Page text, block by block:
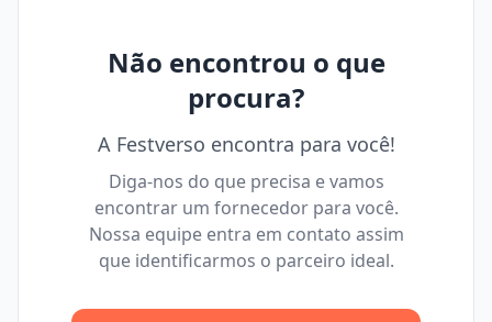
Máximo
Não encontrou o que
procura?
A Festverso encontra para você!
Diga-nos do que precisa e vamos
encontrar um fornecedor para você.
Nossa equipe entra em contato assim
que identificarmos o parceiro ideal.